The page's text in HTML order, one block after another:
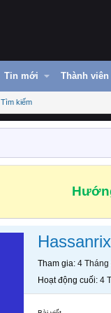
Tin mới Thành viên
Tìm kiếm
Hassanrix
Tham gia 4
Hoạt động cuối 4